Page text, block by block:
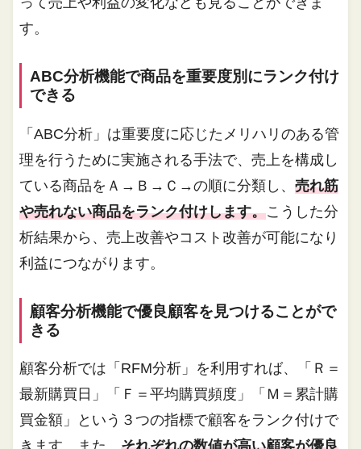
す。
ABC分析機能で商品を重要度別にランク付け
できる
「ABC分析」は重要度に応じたメリハリのある管
理を行うために実施される手法で、売上を構成し
ている商品をＡ→Ｂ→Ｃ→の順に分類し、売れ筋
や売れない商品をランク付けします。こうした分
析結果から、売上改善やコスト改善が可能になり
利益につながります。
顧客分析機能で優良顧客を見つけることがで
きる
顧客分析では「RFM分析」を利用すれば、「Ｒ＝
最新購買日」「Ｆ＝平均購買頻度」「Ｍ＝累計購
買金額」という３つの指標で顧客をランク付けで
きます。また、それぞれの数値が高い顧客が優良